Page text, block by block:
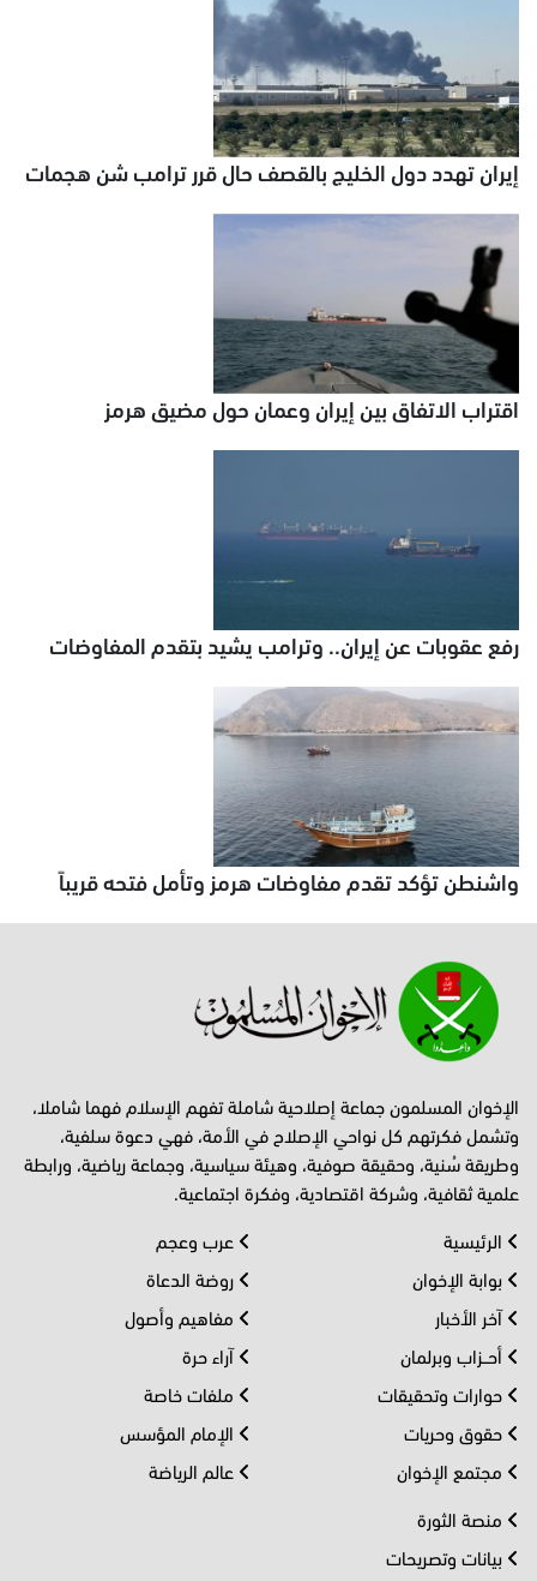
إيران تهدد دول الخليج بالقصف حال قرر ترامب شن هجمات
اقتراب الاتفاق بين إيران وعمان حول مضيق هرمز
رفع عقوبات عن إيران.. وترامب يشيد بتقدم المفاوضات
واشنطن تؤكد تقدم مفاوضات هرمز وتأمل فتحه قريباً
الإخوان المسلمون جماعة إصلاحية شاملة تفهم الإسلام فهما شاملا،
وتشمل فكرتهم كل نواحي الإصلاح في الأمة، فهي دعوة سلفية،
وطريقة سُنية، وحقيقة صوفية، وهيئة سياسية، وجماعة رياضية، ورابطة
علمية ثقافية، وشركة اقتصادية، وفكرة اجتماعية.
الرئيسية
بوابة الإخوان
آخر الأخبار
أحــزاب وبرلمان
حوارات وتحقيقات
حقوق وحريات
مجتمع الإخوان
عرب وعجم
روضة الدعاة
مفاهيم وأصول
آراء حرة
ملفات خاصة
الإمام المؤسس
عالم الرياضة
منصة الثورة
بيانات وتصريحات